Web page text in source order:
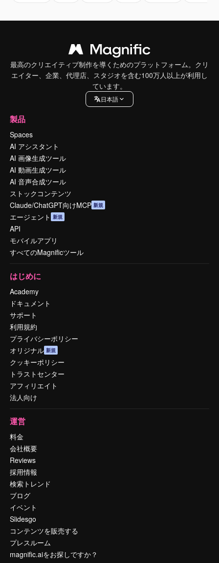
最高のクリエイティブ制作を導くためのプラットフォーム。クリ
エイター、企業、代理店、スタジオを含む100万人以上が利用し
ています。
日本語
製品
Spaces
AI アシスタント
AI 画像生成ツール
AI 動画生成ツール
AI 音声合成ツール
ストックコンテンツ
Claude/ChatGPT向けMCP 新規
エージェント 新規
API
モバイルアプリ
すべてのMagnificツール
はじめに
Academy
ドキュメント
サポート
利用規約
プライバシーポリシー
オリジナル 新規
クッキーポリシー
トラストセンター
アフィリエイト
法人向け
運営
料金
会社概要
Reviews
採用情報
検索トレンド
ブログ
イベント
Slidesgo
コンテンツを販売する
プレスルーム
magnific.aiをお探しですか？